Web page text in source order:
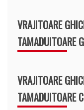
VRAJITOARE
TAMADUITOARE
VRAJITOARE
TAMADUITOARE